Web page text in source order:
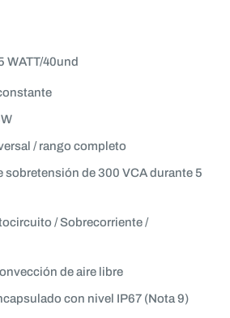
WATT/40und
/ rango completo
sobretensión de 300 VCA durante 5
/ Sobrecorriente /
de aire libre
con nivel IP67 (Nota 9)